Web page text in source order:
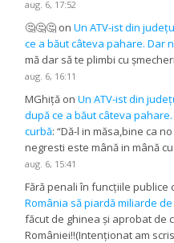
aug. 6, 17:52
🤔🤔🤔 onUn ATV-ist din
ce a băut câteva pahare. Dar
mă dar să te plimbi cu
aug. 6, 16:11
MGhiță onUn ATV-ist din
după ce a băut câteva
curbă: “Dă-l in măsa,bine ca
negresti este mână in mână
aug. 6, 15:41
Fără penali în funcțiile publice
România să piardă miliarde de
făcut de ghinea și aprobat de
României!!(Intenționat am